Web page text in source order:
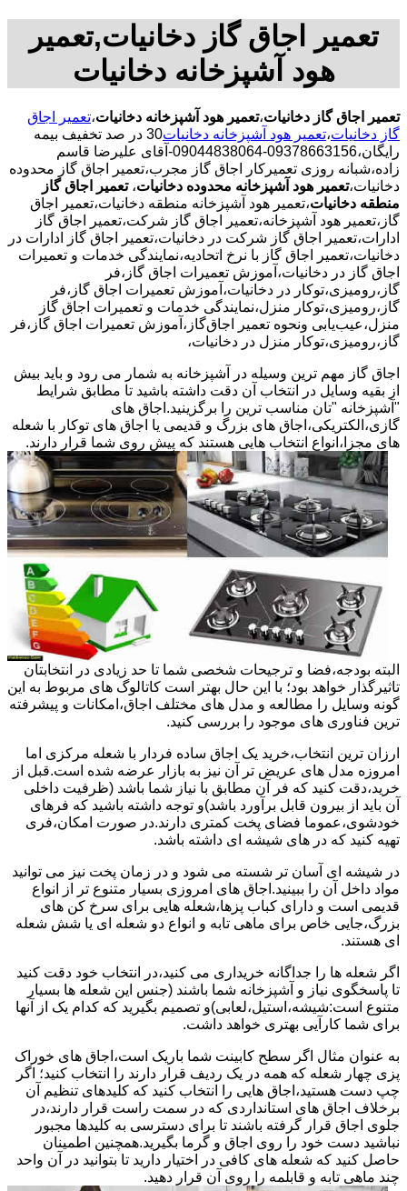
تعمیر اجاق گاز دخانیات,تعمیر
هود آشپزخانه دخانیات
تعمیر اجاق گاز دخانیات،تعمیر هود آشپزخانه دخانیات،تعمیر اجاق
گاز دخانیات،تعمیر هود آشپزخانه دخانیات
30 در صد تخفیف بیمه
رایگان،09378663156-09044838064-آقای علیرضا قاسم
زاده،شبانه روزی تعمیرکار اجاق گاز مجرب،تعمیر اجاق گاز محدوده
دخانیات،تعمیر هود آشپزخانه محدوده دخانیات، تعمیر اجاق گاز
منطقه دخانیات،تعمیر هود آشپزخانه منطقه دخانیات،تعمیر اجاق
گاز،تعمیر هود آشپزخانه،تعمیر اجاق گاز شرکت،تعمیر اجاق گاز
ادارات،تعمیر اجاق گاز شرکت در دخانیات،تعمیر اجاق گاز ادارات در
دخانیات،تعمیر اجاق گاز با نرخ اتحادیه،نمایندگی خدمات و تعمیرات
اجاق گاز در دخانیات،آموزش تعمیرات اجاق گاز،فر
گاز،رومیزی،توکار در دخانیات،آموزش تعمیرات اجاق گاز،فر
گاز،رومیزی،توکار منزل،نمایندگی خدمات و تعمیرات اجاق گاز
منزل،عیب‌یابی ونحوه تعمیر اجاق‌گاز،آموزش تعمیرات اجاق گاز،فر
گاز،رومیزی،توکار منزل در دخانیات،
اجاق گاز مهم ترین وسیله در آشپزخانه به شمار می رود و باید بیش
از بقیه وسایل در انتخاب آن دقت داشته باشید تا مطابق شرایط
"آشپزخانه "تان مناسب ترین را برگزینید.اجاق های
گازی،الکتریکی،اجاق های بزرگ و قدیمی یا اجاق های توکار با شعله
های مجزا،انواع انتخاب هایی هستند که پیش روی شما قرار دارند.
البته بودجه،فضا و ترجیحات شخصی شما تا حد زیادی در انتخابتان
تاثیرگذار خواهد بود؛ با این حال بهتر است کاتالوگ های مربوط به این
گونه وسایل را مطالعه و مدل های مختلف اجاق،امکانات و پیشرفته
ترین فناوری های موجود را بررسی کنید.
ارزان ترین انتخاب،خرید یک اجاق ساده فردار با شعله مرکزی اما
امروزه مدل های عریض تر آن نیز به بازار عرضه شده است.قبل از
خرید،دقت کنید که فر آن مطابق با نیاز شما باشد (ظرفیت داخلی
آن باید از بیرون قابل برآورد باشد)و توجه داشته باشید که فرهای
خودشوی،عموما فضای پخت کمتری دارند.در صورت امکان،فری
تهیه کنید که در های شیشه ای داشته باشد.
در شیشه ای آسان تر شسته می شود و در زمان پخت نیز می توانید
مواد داخل آن را ببینید.اجاق های امروزی بسیار متنوع تر از انواع
قدیمی است و دارای کباب پزها،شعله هایی برای سرخ کن های
بزرگ،جایی خاص برای ماهی تابه و انواع دو شعله ای یا شش شعله
ای هستند.
اگر شعله ها را جداگانه خریداری می کنید،در انتخاب خود دقت کنید
تا پاسخگوی نیاز و آشپزخانه شما باشند (جنس این شعله ها بسیار
متنوع است:شیشه،استیل،لعابی)و تصمیم بگیرید که کدام یک از آنها
برای شما کارآیی بهتری خواهد داشت.
به عنوان مثال اگر سطح کابینت شما باریک است،اجاق های خوراک
پزی چهار شعله که همه در یک ردیف قرار دارند را انتخاب کنید؛ اگر
چپ دست هستید،اجاق هایی را انتخاب کنید که کلیدهای تنظیم آن
برخلاف اجاق های استانداردی که در سمت راست قرار دارند،در
جلوی اجاق قرار گرفته باشند تا برای دسترسی به کلیدها مجبور
نباشید دست خود را روی اجاق و گرما بگیرید.همچنین اطمینان
حاصل کنید که شعله های کافی در اختیار دارید تا بتوانید در آن واحد
چند ماهی تابه و قابلمه را روی آن قرار دهید.